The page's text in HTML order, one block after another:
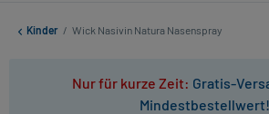
Kinder / Wick Nasivin Natura Nasenspray
Nur für kurze Zeit: Gratis-
Mindestbestellwert!